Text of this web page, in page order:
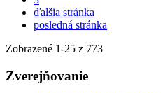
ďalšia stránka
posledná stránka
Zobrazené 1-25 z 773
Zverejňovanie